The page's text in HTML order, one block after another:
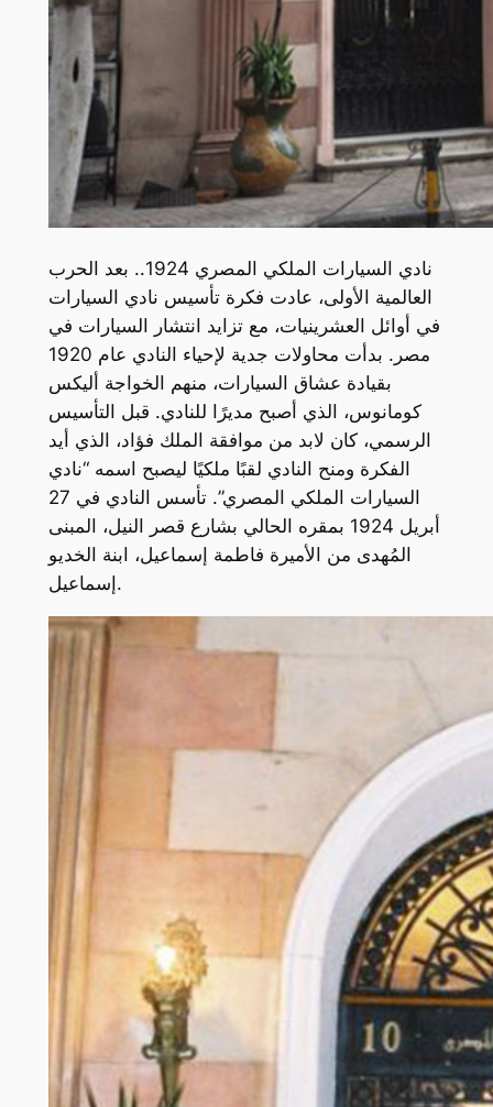
نادي السيارات الملكي المصري 1924.. بعد الحرب
العالمية الأولى، عادت فكرة تأسيس نادي السيارات
في أوائل العشرينيات، مع تزايد انتشار السيارات في
مصر. بدأت محاولات جدية لإحياء النادي عام 1920
بقيادة عشاق السيارات، منهم الخواجة أليكس
كومانوس، الذي أصبح مديرًا للنادي. قبل التأسيس
الرسمي، كان لابد من موافقة الملك فؤاد، الذي أيد
الفكرة ومنح النادي لقبًا ملكيًا ليصبح اسمه “نادي
السيارات الملكي المصري”. تأسس النادي في 27
أبريل 1924 بمقره الحالي بشارع قصر النيل، المبنى
المُهدى من الأميرة فاطمة إسماعيل، ابنة الخديو
إسماعيل.